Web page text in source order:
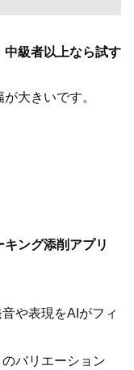
中級者以上なら試す
大きいです。
キング添削アプリ
や表現をAIがフィ
バリエーション